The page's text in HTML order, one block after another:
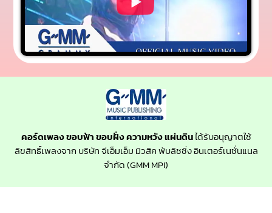
คอร์ดเพลง ขอบฟ้า ขอบฝั่ง ความหวัง แผ่นดินได้รับอนุญาตใช้
ลิขสิทธิ์เพลงจาก บริษัท จีเอ็มเอ็ม มิวสิค พับลิชชิ่ง อินเตอร์เนชั่นแนล
จำกัด (GMM MPI)